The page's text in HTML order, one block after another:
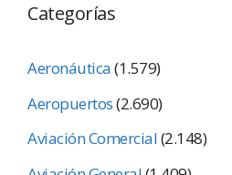
Categorías
Aeronáutica(1.579)
Aeropuertos(2.690)
Aviación Comercial(2.148)